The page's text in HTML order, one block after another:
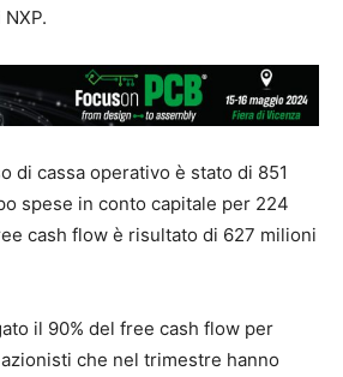
di cassa operativo è stato di 851
spese in conto capitale per 224
cash flow è risultato di 627 milioni
il 90% del free cash flow per
che nel trimestre hanno